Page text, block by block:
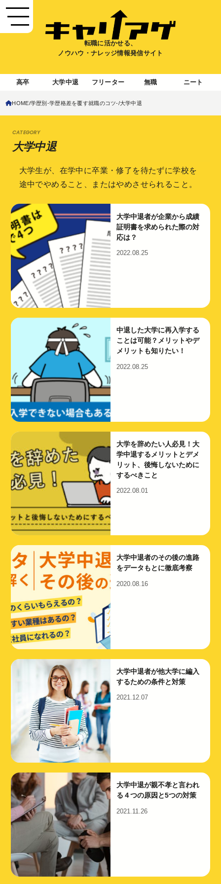
転職に活かせる、
ノウハウ・ナレッジ情報発信サイト
高卒 大学中退 フリーター 無職 ニート
HOME 学歴別-学歴格差を覆す就職のコツ- 大学中退
大学中退
大学生が、在学中に卒業・修了を待たずに学校を
途中でやめること、またはやめさせられること。
大学中退者が企業から成績
証明書を求められた際の対
応は？
2022.08.25
中退した大学に再入学する
ことは可能？メリットやデ
メリットも知りたい！
2022.08.25
大学を辞めたい人必見！大
学中退するメリットとデメ
リット、後悔しないために
するべきこと
2022.08.01
大学中退者のその後の進路
をデータもとに徹底考察
2020.08.16
大学中退者が他大学に編入
するための条件と対策
2021.12.07
大学中退が親不孝と言われ
る４つの原因と5つの対策
2021.11.26